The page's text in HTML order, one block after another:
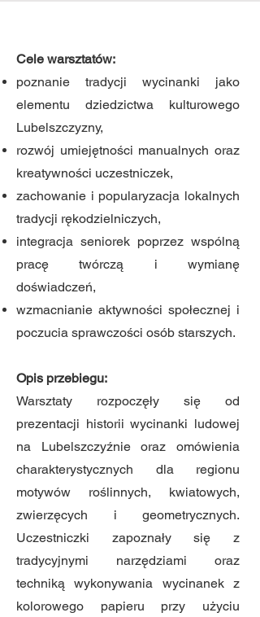
Cele warsztatów:
poznanie tradycji wycinanki jako
elementu dziedzictwa kulturowego
Lubelszczyzny,
rozwój umiejętności manualnych oraz
kreatywności uczestniczek,
zachowanie i popularyzacja lokalnych
tradycji rękodzielniczych,
integracja seniorek poprzez wspólną
pracę twórczą i wymianę
doświadczeń,
wzmacnianie aktywności społecznej i
poczucia sprawczości osób starszych.
Opis przebiegu:
Warsztaty rozpoczęły się od
prezentacji historii wycinanki ludowej
na Lubelszczyźnie oraz omówienia
charakterystycznych dla regionu
motywów roślinnych, kwiatowych,
zwierzęcych i geometrycznych.
Uczestniczki zapoznały się z
tradycyjnymi narzędziami oraz
techniką wykonywania wycinanek z
kolorowego papieru przy użyciu